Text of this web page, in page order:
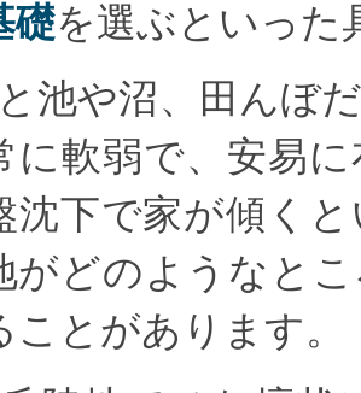
礎を選ぶといった
池や沼、田んぼ
に軟弱で、安易
沈下で家が傾く
がどのようなと
ことがあります。